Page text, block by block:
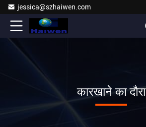
jessica@szhaiwen.com
कारखाने का दौरा